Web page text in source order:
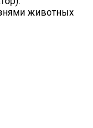
животных